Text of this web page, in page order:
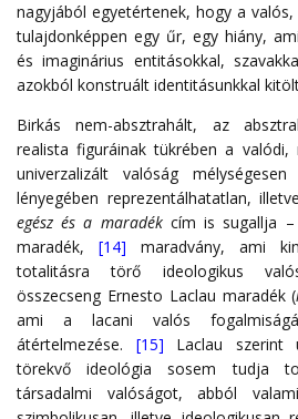
nagyjából egyetértenek, hogy a
tulajdonképpen egy űr, egy hiány,
és imaginárius entitásokkal,
azokból konstruált identitásunkkal
Birkás nem-absztrahált, az
realista figuráinak tükrében a
univerzalizált valóság
lényegében reprezentálhatatlan,
egész és a maradékcím is sugallja –
maradék, [14] maradvány, ami
totalitásra törő ideologikus
összecseng Ernesto Laclau maradék (
ami a lacani valós
átértelmezése. [15] Laclau szerint
törekvő ideológia sosem tudja
társadalmi valóságot, abból